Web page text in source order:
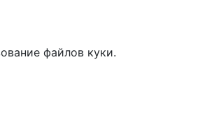
файлов куки.